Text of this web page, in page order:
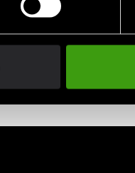
MobilePay, Kustom & Adyen